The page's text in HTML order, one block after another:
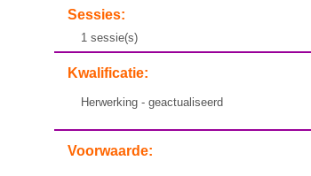
Sessies:
1 sessie(s)
Kwalificatie:
Herwerking - geactualiseerd
Voorwaarde: